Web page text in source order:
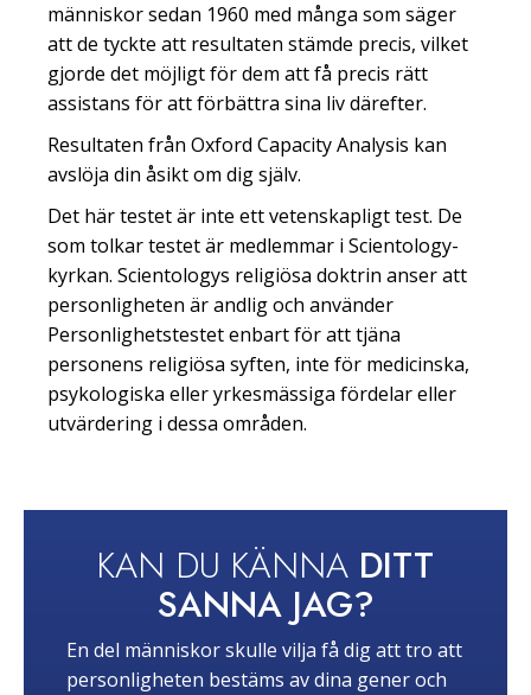
människor sedan 1960 med många som säger
att de tyckte att resultaten stämde precis, vilket
gjorde det möjligt för dem att få precis rätt
assistans för att förbättra sina liv därefter.
Resultaten från Oxford Capacity Analysis kan
avslöja din åsikt om dig själv.
Det här testet är inte ett vetenskapligt test. De
som tolkar testet är medlemmar i Scientology-
kyrkan. Scientologys religiösa doktrin anser att
personligheten är andlig och använder
Personlighetstestet enbart för att tjäna
personens religiösa syften, inte för medicinska,
psykologiska eller yrkesmässiga fördelar eller
utvärdering i dessa områden.
KAN DU KÄNNA DITT
SANNA JAG?
En del människor skulle vilja få dig att tro att
personligheten bestäms av dina gener och